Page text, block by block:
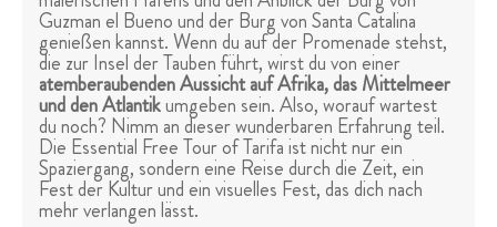
Guzman el Bueno und der Burg von Santa Catalina
genießen kannst. Wenn du auf der Promenade stehst,
die zur Insel der Tauben führt, wirst du von einer
atemberaubenden Aussicht auf Afrika, das Mittelmeer
und den Atlantikumgeben sein. Also, worauf wartest
du noch? Nimm an dieser wunderbaren Erfahrung teil.
Die Essential Free Tour of Tarifa ist nicht nur ein
Spaziergang, sondern eine Reise durch die Zeit, ein
Fest der Kultur und ein visuelles Fest, das dich nach
mehr verlangen lässt.